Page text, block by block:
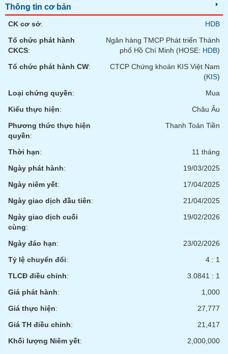
Thông tin cơ bản
CK cơ sở:
HDB
Tổ chức phát hành
CKCS:
Ngân hàng TMCP Phát triển Thành
phố Hồ Chí Minh (HOSE: HDB)
Tổ chức phát hành CW:
CTCP Chứng khoán KIS Việt Nam
(KIS)
Loại chứng quyền:
Mua
Kiểu thực hiện:
Châu Âu
Phương thức thực hiện
quyền:
Thanh Toán Tiền
Thời hạn:
11 tháng
Ngày phát hành:
19/03/2025
Ngày niêm yết:
17/04/2025
Ngày giao dịch đầu tiên:
21/04/2025
Ngày giao dịch cuối
cùng:
19/02/2026
Ngày đáo hạn:
23/02/2026
Tỷ lệ chuyển đổi:
4 : 1
TLCĐ điều chỉnh:
3.0841 : 1
Giá phát hành:
1,000
Giá thực hiện:
27,777
Giá TH điều chỉnh:
21,417
Khối lượng Niêm yết:
2,000,000